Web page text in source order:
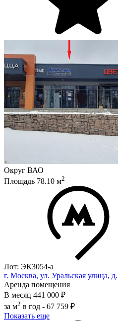
Округ ВАО
Площадь 78.10 м2
Лот: ЭК3054-a
г. Москва, ул. Уральская улица,
Аренда помещения
В месяц 441 000 ₽
за м2 в год - 67 759 ₽
Показать еще